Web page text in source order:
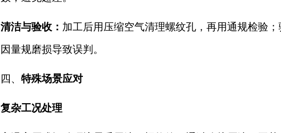
清洁与验收： 加工后用压缩空气清理螺纹孔，再用通规检验；
因量规磨损导致误判。
四、 特殊场景应对
复杂工况处理